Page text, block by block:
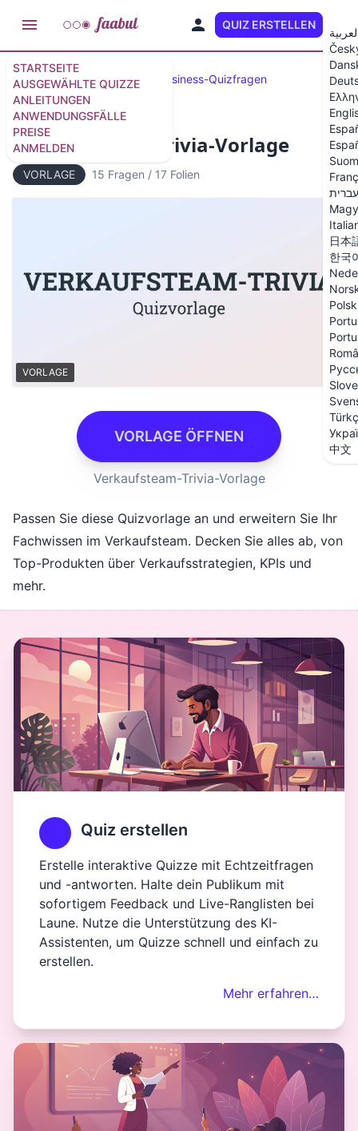
STARTSEITE
AUSGEWÄHLTE QUIZZE
ANLEITUNGEN
ANWENDUNGSFÄLLE
PREISE
ANMELDEN
QUIZ ERSTELLEN
עברית
日本
한국
中文
Ausgewählte Quizze 40 Business-Quizfragen
Verkaufsteam-Trivia-Vorlage
VORLAGE 15 Fragen / 17 Folien
VORLAGE
VORLAGE ÖFFNEN
Verkaufsteam-Trivia-Vorlage
Passen Sie diese Quizvorlage an und erweitern Sie Ihr
Fachwissen im Verkaufsteam. Decken Sie alles ab, von
Top-Produkten über Verkaufsstrategien, KPIs und
mehr.
Quiz erstellen
Erstelle interaktive Quizze mit Echtzeitfragen
und -antworten. Halte dein Publikum mit
sofortigem Feedback und Live-Ranglisten bei
Laune. Nutze die Unterstützung des KI-
Assistenten, um Quizze schnell und einfach zu
erstellen.
Mehr erfahren…